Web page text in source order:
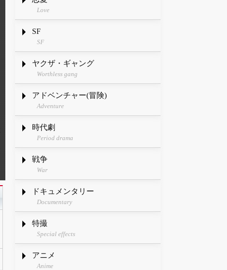
Love
SF
SF
ヤクザ・ギャング
Worthless gang
アドベンチャー(冒険)
Adventure
時代劇
Period drama
戦争
War
ドキュメンタリー
Documentary
特撮
Special effects
アニメ
Anime